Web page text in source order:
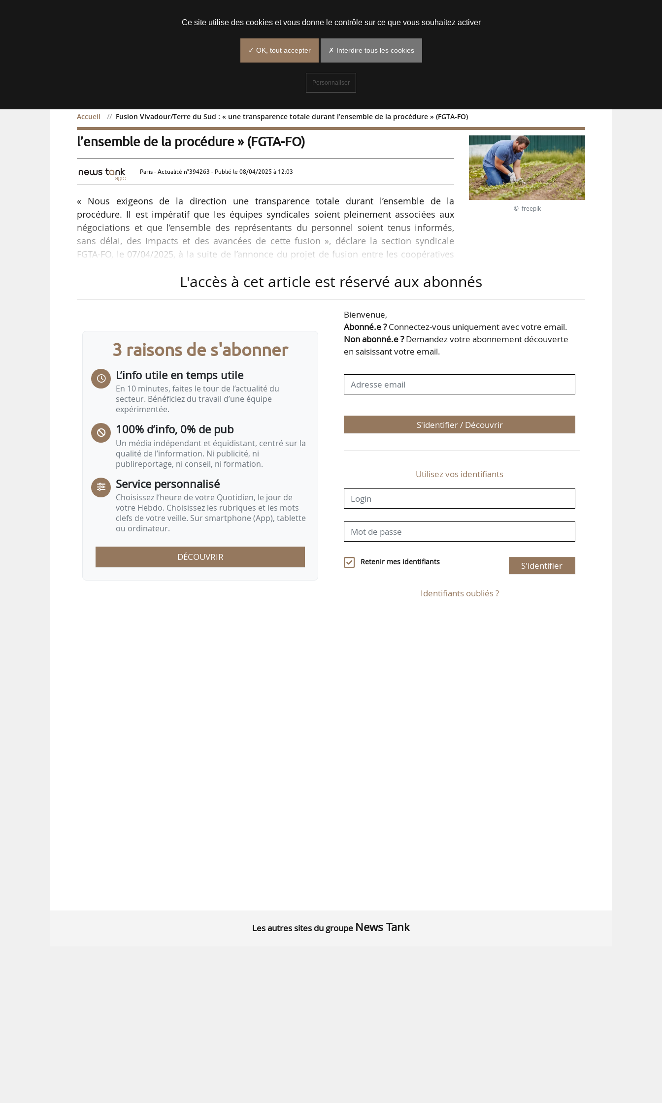
Accueil Fusion Vivadour/Terre du Sud : « une transparence totale durant l’ensemble de la procédure » (FGTA-FO)
Fusion Vivadour/Terre du Sud : « une transparence totale durant
l’ensemble de la procédure » (FGTA-FO)
Paris - Actualité n°394263 - Publié le 08/04/2025 à 12:03
« Nous exigeons de la direction une transparence totale durant l’ensemble de la
procédure. Il est impératif que les équipes syndicales soient pleinement associées aux
négociations et que l’ensemble des représentants du personnel soient tenus informés,
sans délai, des impacts et des avancées de cette fusion », déclare la section syndicale
FGTA-FO, le 07/04/2025, à la suite de l’annonce du projet de fusion entre les coopératives
des salariés », en restant vigilant pour que cette fusion ne se fasse pas au détriment de
© freepik
L'accès à cet article est réservé aux abonnés
3 raisons de s'abonner
L’info utile en temps utile
En 10 minutes, faites le tour de l’actualité du
secteur. Bénéficiez du travail d’une équipe
expérimentée.
100% d’info, 0% de pub
Un média indépendant et équidistant, centré sur la
qualité de l’information. Ni publicité, ni
publireportage, ni conseil, ni formation.
Service personnalisé
Choisissez l‘heure de votre Quotidien, le jour de
votre Hebdo. Choisissez les rubriques et les mots
clefs de votre veille. Sur smartphone (App), tablette
ou ordinateur.
DÉCOUVRIR
Bienvenue,
Abonné.e ?Connectez-vous uniquement avec votre email.
Non abonné.e ?Demandez votre abonnement découverte
en saisissant votre email.
S'identifier / Découvrir
Utilisez vos identifiants
Retenir mes identifiants S'identifier
Identifiants oubliés ?
Les autres sites du groupe News Tank
Ce site utilise des cookies et vous donne le contrôle sur ce que vous souhaitez activer
✓ OK, tout accepter ✗ Interdire tous les cookies
Personnaliser